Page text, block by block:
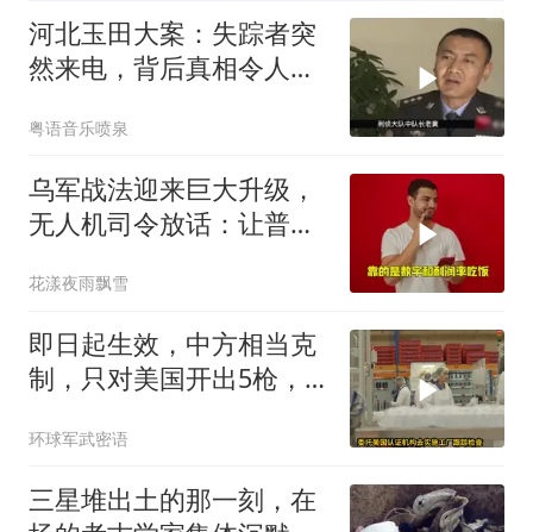
河北玉田大案：失踪者突
然来电，背后真相令人震
粤语音乐喷泉
乌军战法迎来巨大升级，
无人机司令放话：让普京
花漾夜雨飘雪
即日起生效，中方相当克
制，只对美国开出5枪，
环球军武密语
三星堆出土的那一刻，在